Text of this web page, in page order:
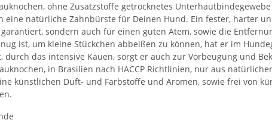
ohne Zusatzstoffe getrocknetes
eine natürliche Zahnbürste für Deinen Hund. Ein fester, harter
sondern auch für einen guten Atem, sowie die
ist, um kleine Stückchen abbeißen zu können, hat er im
durch das intensive Kauen, sorgt er auch zur Vorbeugung und
in Brasilien nach HACCP Richtlinien, nur aus
künstlichen Duft- und Farbstoffe und Aromen, sowie frei von